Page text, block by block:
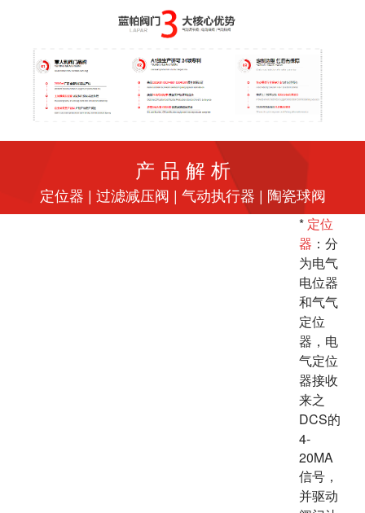
产 品 解 析
定位器 | 过滤减压阀 | 气动执行器 | 陶瓷球阀
* 定位
器 ：分
为电气
电位器
和气气
定位
器，电
气定位
器接收
来之
DCS的
4-
20MA
信号，
并驱动